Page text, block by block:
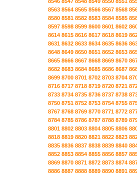
8563 8564 8565 8566 8567 8568
8580 8581 8582 8583 8584 8585
8597 8598 8599 8600 8601 8602
8614 8615 8616 8617 8618 8619
8631 8632 8633 8634 8635 8636
8648 8649 8650 8651 8652 8653
8665 8666 8667 8668 8669 8670
8682 8683 8684 8685 8686 8687
8699 8700 8701 8702 8703 8704
8716 8717 8718 8719 8720 8721
8733 8734 8735 8736 8737 8738
8750 8751 8752 8753 8754 8755
8767 8768 8769 8770 8771 8772
8784 8785 8786 8787 8788 8789
8801 8802 8803 8804 8805 8806
8818 8819 8820 8821 8822 8823
8835 8836 8837 8838 8839 8840
8852 8853 8854 8855 8856 8857
8869 8870 8871 8872 8873 8874
8886 8887 8888 8889 8890 8891